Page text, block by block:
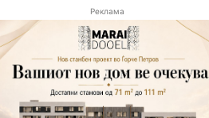
Реклама